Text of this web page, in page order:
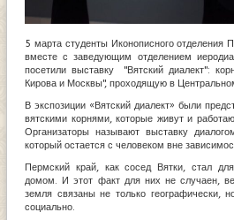
5 марта студенты Иконописного отделения
вместе с заведующим отделением
посетили выставку "Вятский диалект":
Кирова и Москвы", проходящую в
В экспозиции «Вятский диалект» были
вятскими корнями, которые живут и
Организаторы называют выставку
который остается с человеком вне
Пермский край, как сосед Вятки, стал
домом. И этот факт для них не случаен,
земля связаны не только географически,
социально.